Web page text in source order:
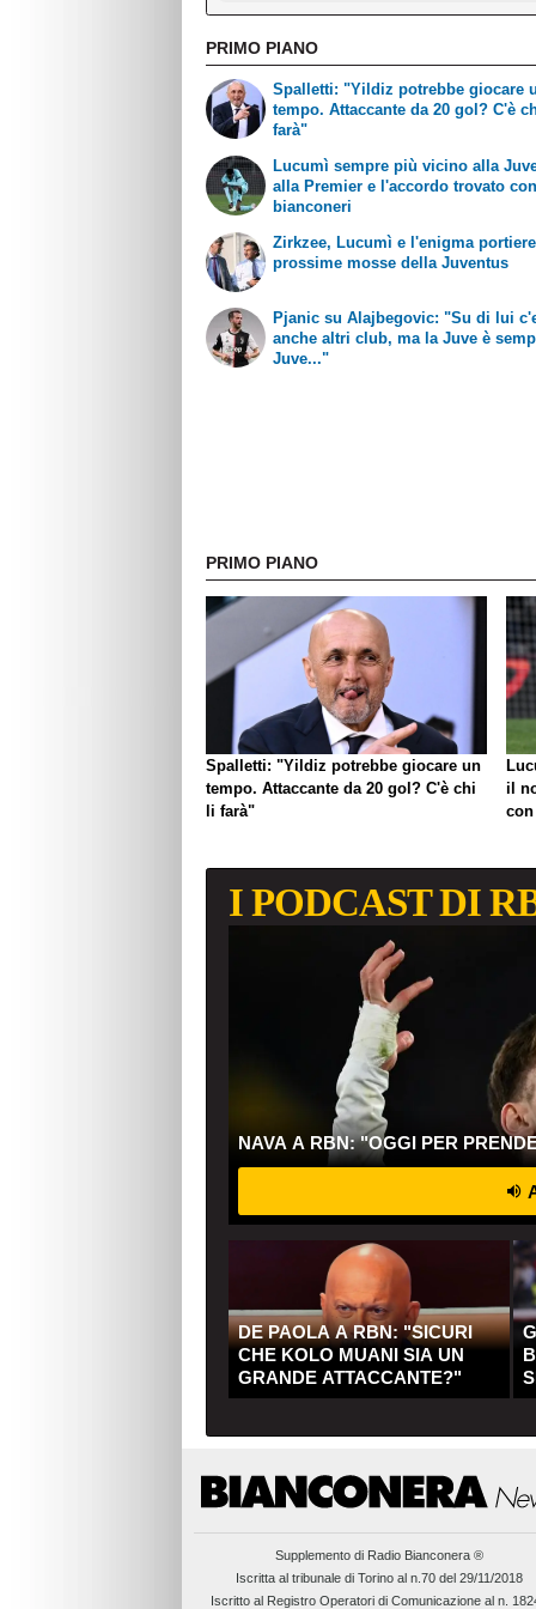
PRIMO PIANO
Spalletti: "Yildiz potrebbe giocare
tempo. Attaccante da 20 gol? C'è
farà"
Lucumì sempre più vicino alla
alla Premier e l'accordo trovato
bianconeri
Zirkzee, Lucumì e l'enigma
prossime mosse della Juventus
Pjanic su Alajbegovic: "Su di lui
anche altri club, ma la Juve è
Juve..."
PRIMO PIANO
Spalletti: "Yildiz potrebbe giocare un
tempo. Attaccante da 20 gol? C'è chi
li farà"
il
I PODCAST DI
NAVA A RBN: "OGGI PER
DE PAOLA A RBN: "SICURI
CHE KOLO MUANI SIA UN
GRANDE ATTACCANTE?"
Supplemento di Radio Bianconera ®
Iscritta al tribunale di Torino al n.70 del 29/11/2018
Iscritto al Registro Operatori di Comunicazione al n.